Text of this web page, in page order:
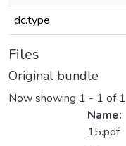
dc.type
Files
Original bundle
Now showing 1 - 1 of 1
Name:
15.pdf